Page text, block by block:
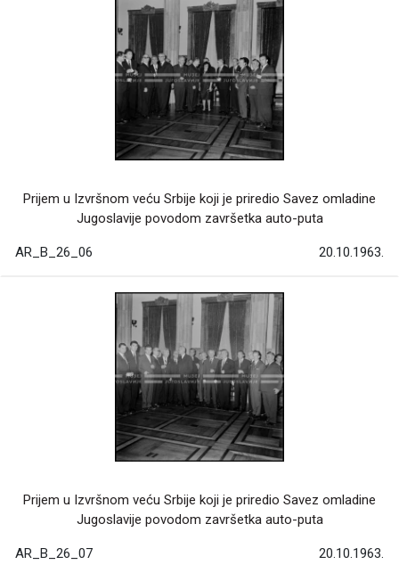
Prijem u Izvršnom veću Srbije koji je priredio Savez omladine
Jugoslavije povodom završetka auto-puta
AR_B_26_06 20.10.1963.
Prijem u Izvršnom veću Srbije koji je priredio Savez omladine
Jugoslavije povodom završetka auto-puta
AR_B_26_07 20.10.1963.